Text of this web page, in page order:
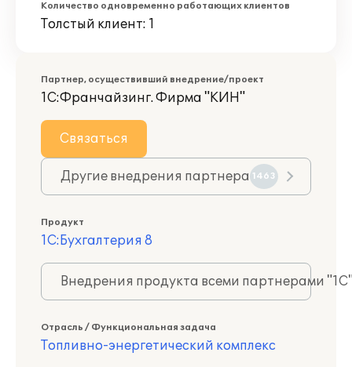
Количество одновременно работающих клиентов
Толстый клиент: 1
Партнер, осуществивший внедрение/проект
1С:Франчайзинг. Фирма "КИН"
Связаться
Другие внедрения партнера 1463
Продукт
1С:Бухгалтерия 8
Внедрения продукта всеми партнерами
Отрасль / Функциональная задача
Топливно-энергетический комплекс